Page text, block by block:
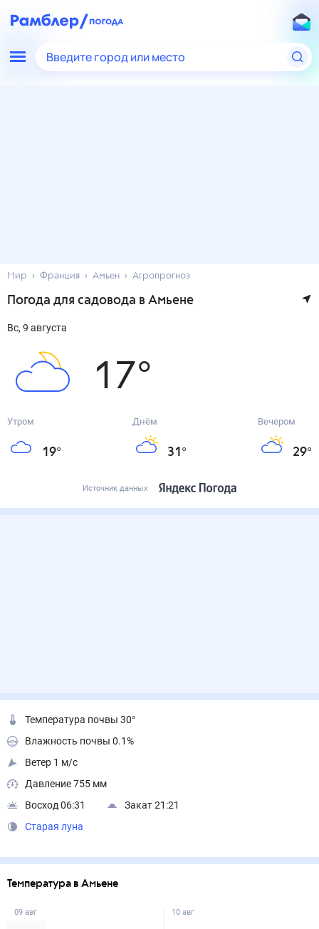
Введите город или место
Мир Франция Амьен Агропрогноз
Погода для садовода в Амьене
вс, 9 августа
17°
Утром
19°
Днём
31 °
Вечером
29°
Источник данных
Температура почвы 30°
Влажность почвы 0.1%
Ветер 1 м/с
Давление 755 мм
Восход 06:31
Закат 21:21
Старая луна
Температура в Амьене
09 авг 10 авг